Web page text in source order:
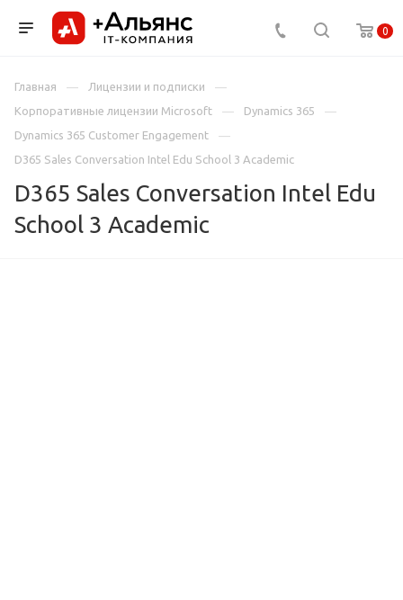
0
Главная
Лицензии и подписки
Корпоративные лицензии Microsoft
Dynamics 365
Dynamics 365 Customer Engagement
D365 Sales Conversation Intel Edu School 3 Academic
D365 Sales Conversation Intel Edu
School 3 Academic